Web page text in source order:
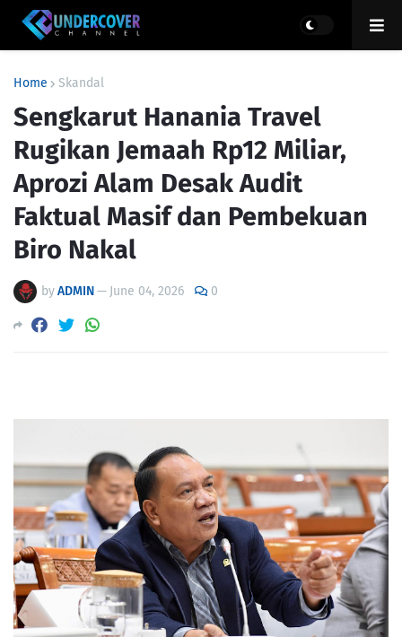
Home Skandal
Sengkarut Hanania Travel
Rugikan Jemaah Rp12 Miliar,
Aprozi Alam Desak Audit
Faktual Masif dan Pembekuan
Biro Nakal
byADMIN— June 04, 2026 0